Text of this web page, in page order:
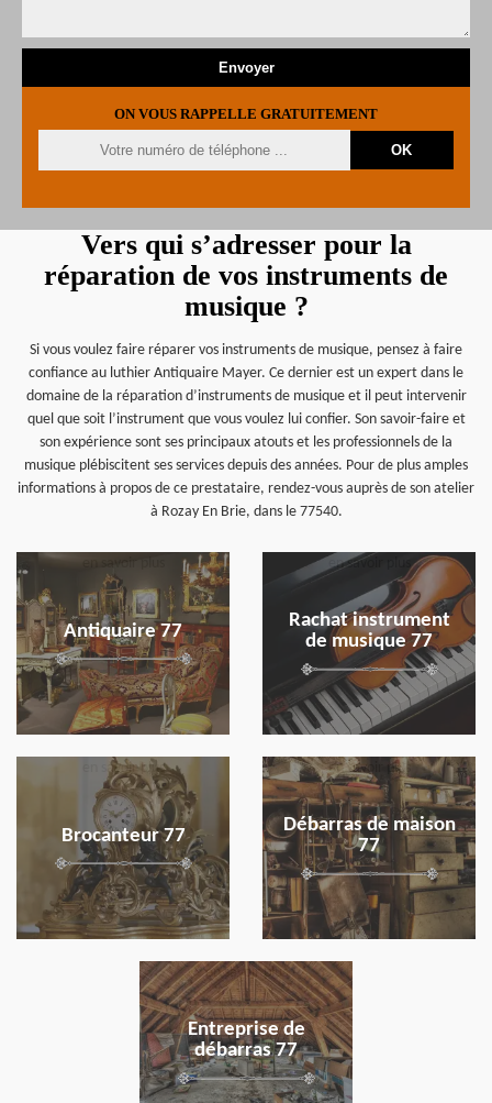
ON VOUS RAPPELLE GRATUITEMENT
Vers qui s’adresser pour la
réparation de vos instruments de
musique ?
Si vous voulez faire réparer vos instruments de musique, pensez à faire
confiance au luthier Antiquaire Mayer. Ce dernier est un expert dans le
domaine de la réparation d’instruments de musique et il peut intervenir
quel que soit l’instrument que vous voulez lui confier. Son savoir-faire et
son expérience sont ses principaux atouts et les professionnels de la
musique plébiscitent ses services depuis des années. Pour de plus amples
informations à propos de ce prestataire, rendez-vous auprès de son atelier
à Rozay En Brie, dans le 77540.
Antiquaire 77
en savoir plus
Rachat instrument
de musique 77
en savoir plus
Brocanteur 77
en savoir plus
Débarras de maison
77
en savoir plus
Entreprise de
débarras 77
en savoir plus